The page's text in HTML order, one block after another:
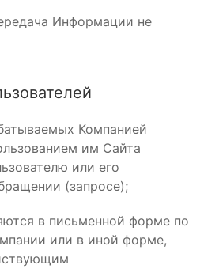
Информации не
Компанией
им Сайта
или его
(запросе);
в письменной форме по
или в иной форме,